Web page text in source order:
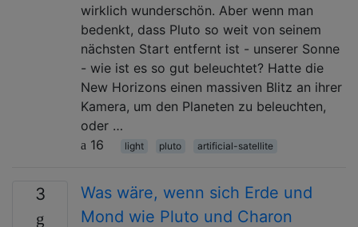
wirklich wunderschön. Aber wenn man
bedenkt, dass Pluto so weit von seinem
nächsten Start entfernt ist - unserer Sonne
- wie ist es so gut beleuchtet? Hatte die
New Horizons einen massiven Blitz an ihrer
Kamera, um den Planeten zu beleuchten,
oder …
16
light pluto artificial-satellite
3
Was wäre, wenn sich Erde und
Mond wie Pluto und Charon